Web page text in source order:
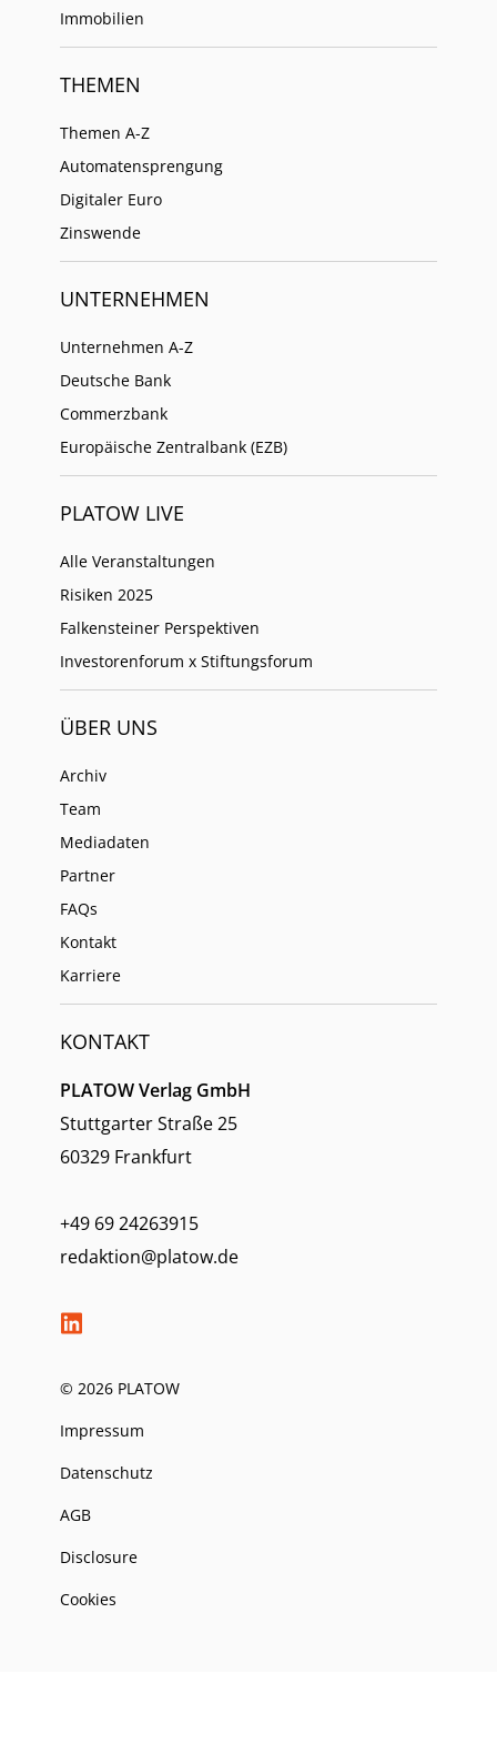
Immobilien
THEMEN
Themen A-Z
Automatensprengung
Digitaler Euro
Zinswende
UNTERNEHMEN
Unternehmen A-Z
Deutsche Bank
Commerzbank
Europäische Zentralbank (EZB)
PLATOW LIVE
Alle Veranstaltungen
Risiken 2025
Falkensteiner Perspektiven
Investorenforum x Stiftungsforum
ÜBER UNS
Archiv
Team
Mediadaten
Partner
FAQs
Kontakt
Karriere
KONTAKT
PLATOW Verlag GmbH
Stuttgarter Straße 25
60329 Frankfurt
+49 69 24263915
redaktion@platow.de
© 2026 PLATOW
Impressum
Datenschutz
AGB
Disclosure
Cookies